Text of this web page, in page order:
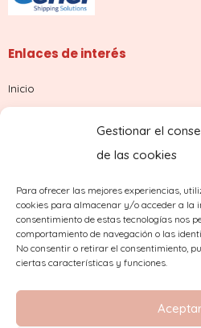
Gestionar el
de las cookies
Para ofrecer las mejores experiencias,
cookies para almacenar y/o acceder a la
consentimiento de estas tecnologías nos
comportamiento de navegación o las
No consentir o retirar el consentimiento,
ciertas características y funciones.
Enlaces de interés
Inicio
¿Dudas con tu pedido?